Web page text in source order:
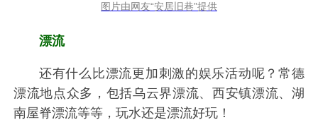
图片由网友“安居旧巷”提供
漂流
还有什么比漂流更加刺激的娱乐活动呢？常德
漂流地点众多，包括乌云界漂流、西安镇漂流、湖
南屋脊漂流等等，玩水还是漂流好玩！